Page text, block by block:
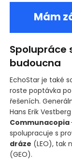
Mám
Spolupráce
budoucna
EchoStar je také
roste poptávka
řešeních.
Hans Erik
Communacopia
spolupracuje s
dráze (LEO), tak
(GEO).